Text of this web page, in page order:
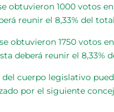
obtuvieron 1000 votos
reunir el 8,33% del
obtuvieron 1750 votos
deberá reunir el 8,33%
cuerpo legislativo
por el siguiente